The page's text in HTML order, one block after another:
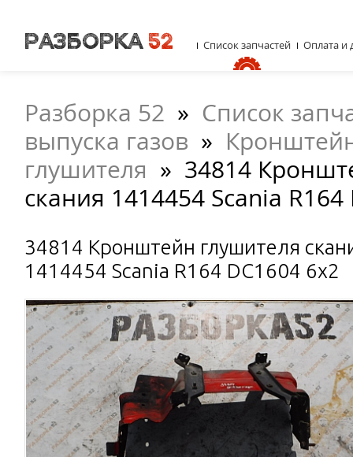
Разборка 52 » Список
выпуска газов »
глушителя » 34814
скания 1414454 Scania R164
34814 Кронштейн глушителя
1414454 Scania R164 DC1604 6x2
Список запчастей Оплата и